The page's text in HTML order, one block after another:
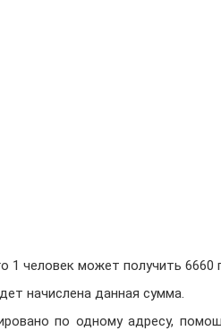
1 человек может получить 6660
начислена данная сумма.
по одному адресу,